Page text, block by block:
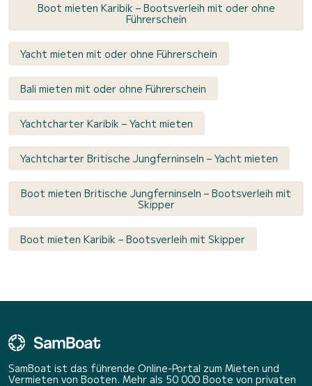
Boot mieten Karibik – Bootsverleih mit oder ohne
Führerschein
Yacht mieten mit oder ohne Führerschein
Bali mieten mit oder ohne Führerschein
Yachtcharter Karibik – Yacht mieten
Yachtcharter Britische Jungferninseln – Yacht mieten
Boot mieten Britische Jungferninseln – Bootsverleih mit
Skipper
Boot mieten Karibik – Bootsverleih mit Skipper
SamBoat ist das führende Online-Portal zum Mieten und
Vermieten von Booten. Mehr als 50 000 Boote von privaten